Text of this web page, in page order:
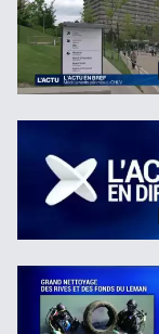
L&#039;Actu du
Sept tonnes de